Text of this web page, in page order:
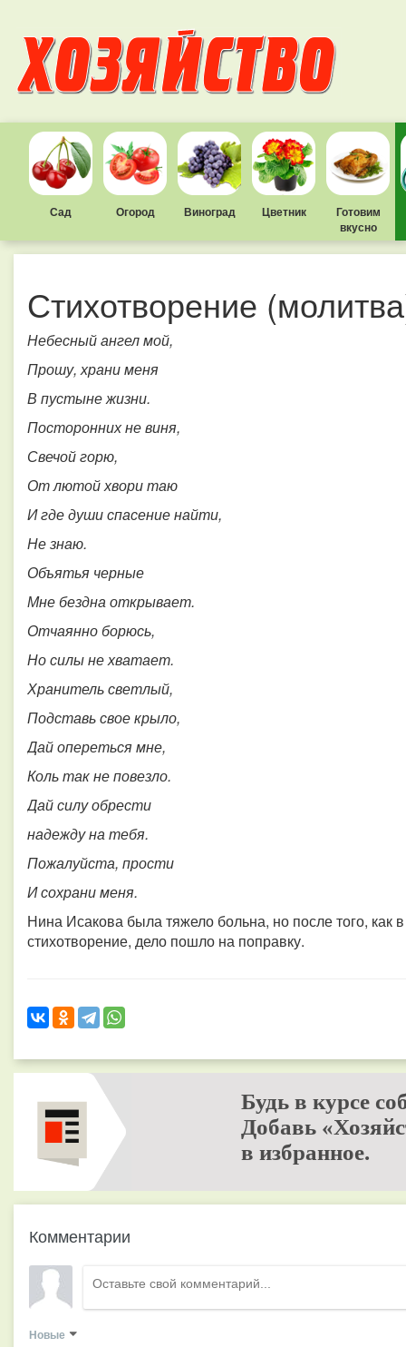
Сад Огород Виноград Цветник
Готовим
вкусно
Стихотворение
Небесный ангел мой,
Прошу, храни меня
В пустыне жизни.
Посторонних не виня,
Свечой горю,
От лютой хвори таю
И где души спасение найти,
Не знаю.
Объятья черные
Мне бездна открывает.
Отчаянно борюсь,
Но силы не хватает.
Хранитель светлый,
Подставь свое крыло,
Дай опереться мне,
Коль так не повезло.
Дай силу обрести
надежду на тебя.
Пожалуйста, прости
И сохрани меня.
Нина Исакова была тяжело больна, но после того, как
стихотворение, дело пошло на поправку.
Будь в курсе
Добавь
в избранное.
Комментарии
Новые